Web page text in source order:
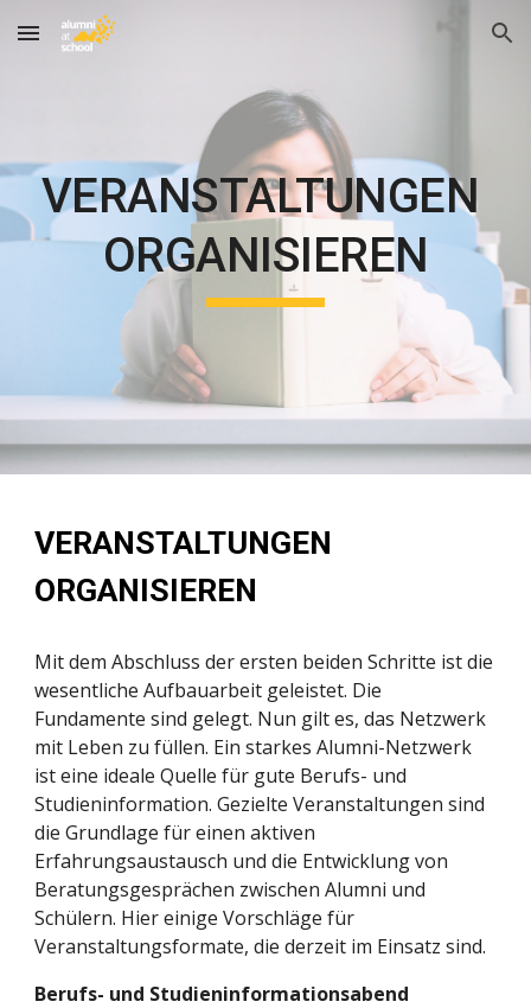
Skip to main content Skip to navigation
VERANSTALTUNGEN
ORGANISIEREN
VERANSTALTUNGEN
ORGANISIEREN
Mit dem Abschluss der ersten beiden Schritte ist die
wesentliche Aufbauarbeit geleistet. Die
Fundamente sind gelegt. Nun gilt es, das Netzwerk
mit Leben zu füllen. Ein starkes Alumni-Netzwerk
ist eine ideale Quelle für gute Berufs- und
Studieninformation. Gezielte Veranstaltungen sind
die Grundlage für einen aktiven
Erfahrungsaustausch und die Entwicklung von
Beratungsgesprächen zwischen Alumni und
Schülern. Hier einige Vorschläge für
Veranstaltungsformate, die derzeit im Einsatz sind.
Berufs- und Studieninformationsabend